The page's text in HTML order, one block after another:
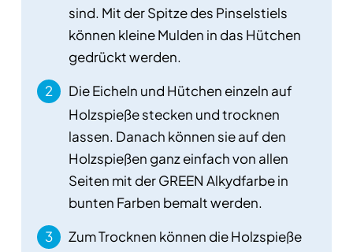
sind. Mit der Spitze des Pinselstiels
können kleine Mulden in das Hütchen
gedrückt werden.
Die Eicheln und Hütchen einzeln auf
Holzspieße stecken und trocknen
lassen. Danach können sie auf den
Holzspießen ganz einfach von allen
Seiten mit der GREEN Alkydfarbe in
bunten Farben bemalt werden.
Zum Trocknen können die Holzspieße